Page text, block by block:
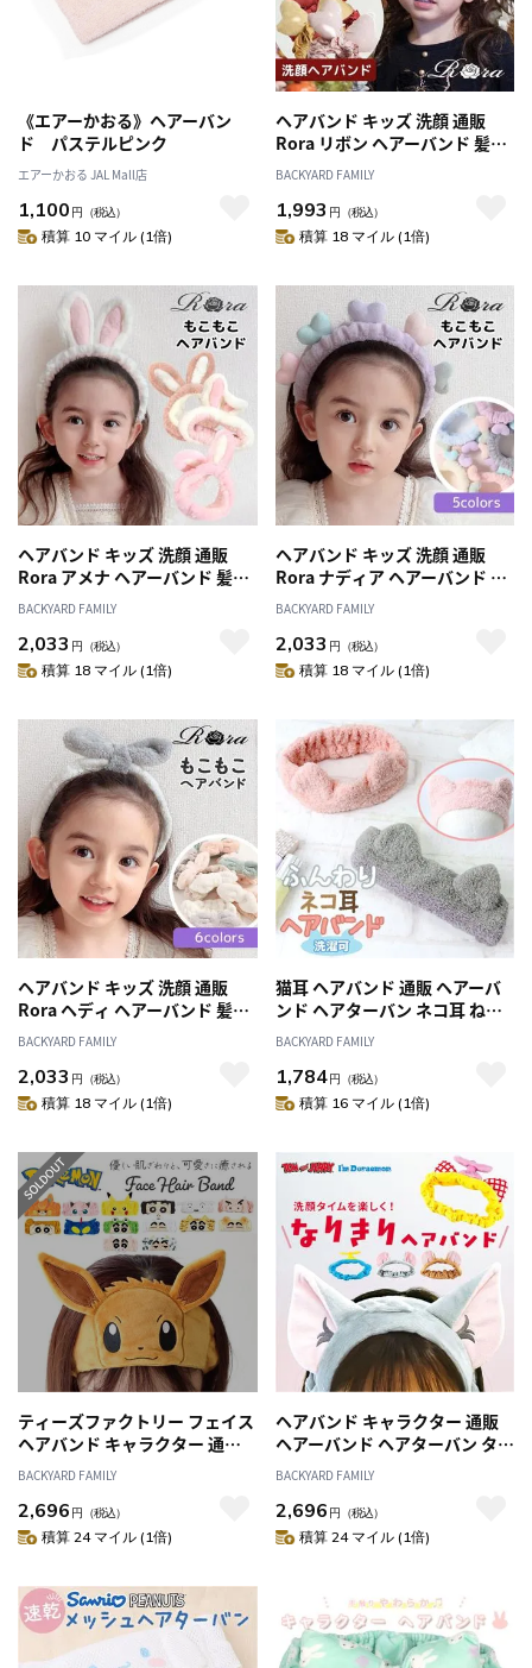
《エアーかおる》ヘアーバン
ド パステルピンク
エアーかおる JAL Mall店
1,100 円 （税込）
積算 10 マイル (1倍)
ヘアバンド キッズ 洗顔 通販
Rora リボン ヘアーバンド 髪ど
め 髪留め ヘアターバン 髪飾り
大きめ 小学生 ふわふわ かわい
い おしゃれ 可愛い オシャレ お
ション
BACKYARD FAMILY
1,993 円 （税込）
積算 18 マイル (1倍)
ヘアバンド キッズ 洗顔 通販
Rora アメナ ヘアーバンド 髪ど
め 髪留め ヘアターバン 髪飾り
女の子 女子 子供 子ども こども
うさ耳 小学生 ふわふわ かわい
い おしゃれ 可愛い オシャレ お
ション
BACKYARD FAMILY
2,033 円 （税込）
積算 18 マイル (1倍)
ヘアバンド キッズ 洗顔 通販
Rora ナディア ヘアーバンド 髪
どめ 髪留め ヘアターバン 髪飾
り 女の子 女子 子供 子ども こど
も ハート 小学生 ふわふわ かわ
いい おしゃれ 可愛い オシャレ
ション
BACKYARD FAMILY
2,033 円 （税込）
積算 18 マイル (1倍)
ヘアバンド キッズ 洗顔 通販
Rora ヘディ ヘアーバンド 髪ど
め 髪留め ヘアターバン 髪飾り
リボン 小学生 ふわふわ かわい
い おしゃれ 可愛い オシャレ お
ション
BACKYARD FAMILY
2,033 円 （税込）
積算 18 マイル (1倍)
猫耳 ヘアバンド 通販 ヘアーバ
ンド ヘアターバン ネコ耳 ねこ
洗顔 洗顔用 かわいい 耳 おしゃ
ニマル キャット メイク落とし
お風呂 仮装 レディース ガール
BACKYARD FAMILY
1,784円 （税込）
積算 16 マイル (1倍)
ティーズファクトリー フェイス
ヘアバンド キャラクター 通販
フェイスヘアバンド ヘアターバ
ン ふわふわ キャラ メイク お風
呂 髪の毛 かわいい 可愛い T'S
FACTORY 大人 向け グッズ フワ
BACKYARD FAMILY
2,696 円 （税込）
積算 24 マイル (1倍)
ヘアバンド キャラクター 通販
ヘアーバンド ヘアターバン タ
ーバン ルームウェア ティーズ
ファクトリー 耳付き レディー
ス 大人 子供 キッズ お風呂上が
り 洗顔 化粧 メイク グッズ 贈り
BACKYARD FAMILY
2,696 円 （税込）
積算 24 マイル (1倍)